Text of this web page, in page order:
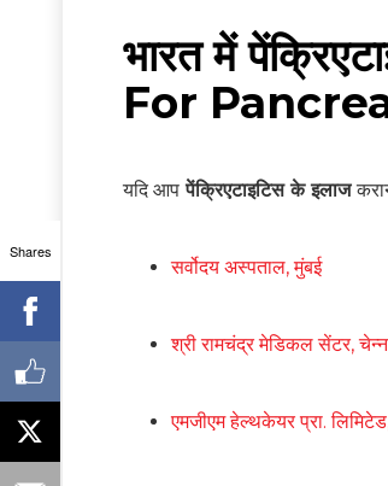
भारत में
For
यदि आप पेंक्रिएटाइटिस के इलाज
सर्वोदय अस्पताल, मुंबई
श्री रामचंद्र मेडिकल सेंटर,
एमजीएम हेल्थकेयर प्रा.
Shares